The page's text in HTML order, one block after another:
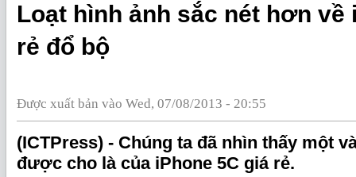
Loạt hình ảnh sắc nét hơn về
rẻ đổ bộ
Được xuất bản vào Wed, 07/08/2013 - 20:55
(ICTPress) - Chúng ta đã nhìn thấy một
được cho là của iPhone 5C giá rẻ.